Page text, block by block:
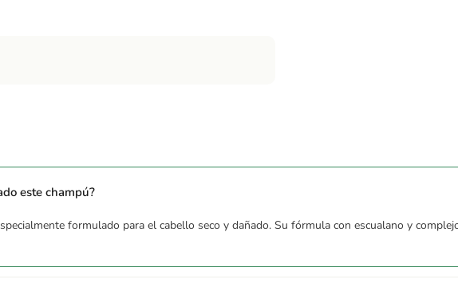
este champú?
formulado para el cabello seco y dañado. Su fórmula con escualano y